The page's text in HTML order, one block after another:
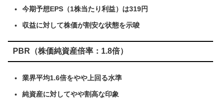
今期予想EPS（1株当たり利益）は319円
収益に対して株価が割安な状態を示唆
PBR（株価純資産倍率：1.8倍）
業界平均1.6倍をやや上回る水準
純資産に対してやや割高な印象